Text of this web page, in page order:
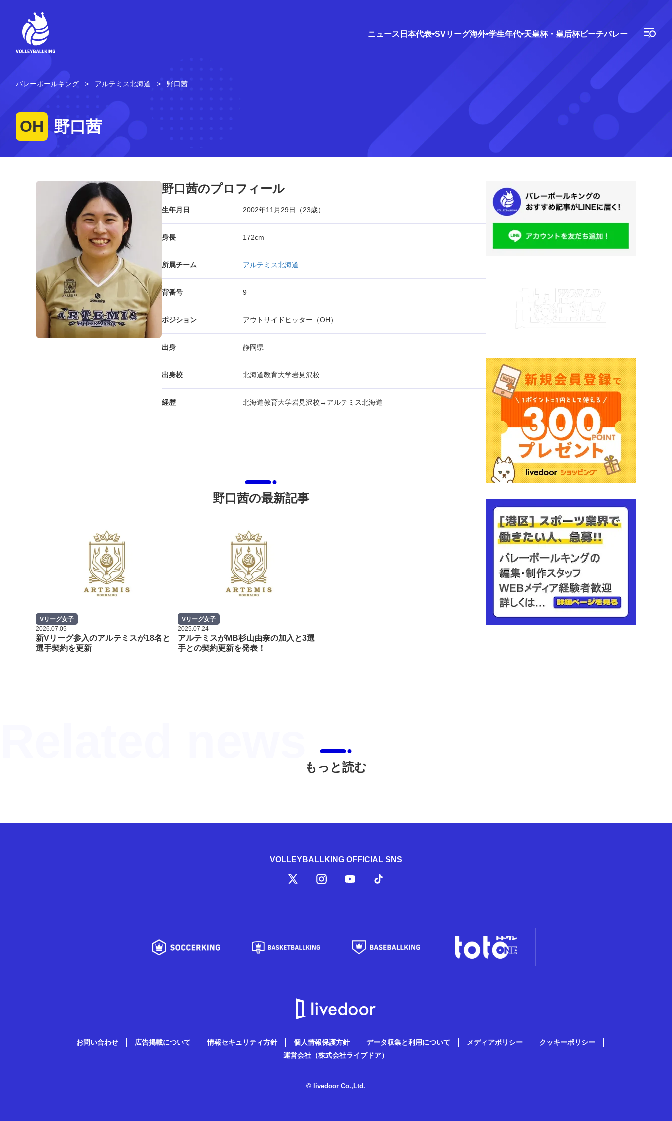
ニュース 日本代表 SVリーグ海外 学生年代 天皇杯・皇后杯ビーチバレー
バレーボールキング アルテミス北海道 野口茜
OH 野口茜
野口茜のプロフィール
生年月日 2002年11月29日（23歳）
身長 172cm
所属チーム アルテミス北海道
背番号 9
ポジション アウトサイドヒッター（OH）
出身 静岡県
出身校 北海道教育大学岩見沢校
経歴 北海道教育大学岩見沢校→アルテミス北海道
野口茜の最新記事
Vリーグ女子
2026.07.05
新Vリーグ参入のアルテミスが18名と
選手契約を更新
Vリーグ女子
2025.07.24
アルテミスがMB杉山由奈の加入と3選
手との契約更新を発表！
もっと読む
VOLLEYBALLKING OFFICIAL SNS
お問い合わせ 広告掲載について 情報セキュリティ方針 個人情報保護方針 データ収集と利用について メディアポリシー
クッキーポリシー
運営会社（株式会社ライブドア）
© livedoor Co.,Ltd.